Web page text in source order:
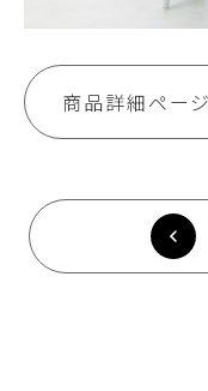
商品詳細ページ